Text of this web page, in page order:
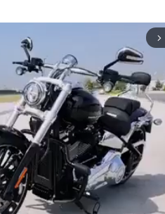
arrow_forward_ios